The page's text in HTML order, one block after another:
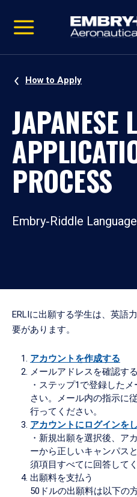
video
Navigation
How to Apply
JAPANESE
PROCESS
Embry‑Riddle
ERLIに出願する学生は、英語
要があります。
アカウントを作成する
メールアドレスを確認する
・ステップ1で登録した
さい。メール内の指示に
行ってください。
アカウントにログインを
・新規出願を選択後、ア
ーから正しいキャンパス
須項目すべてに回答してく
出願料を支払う
50ドルの出願料は以下の